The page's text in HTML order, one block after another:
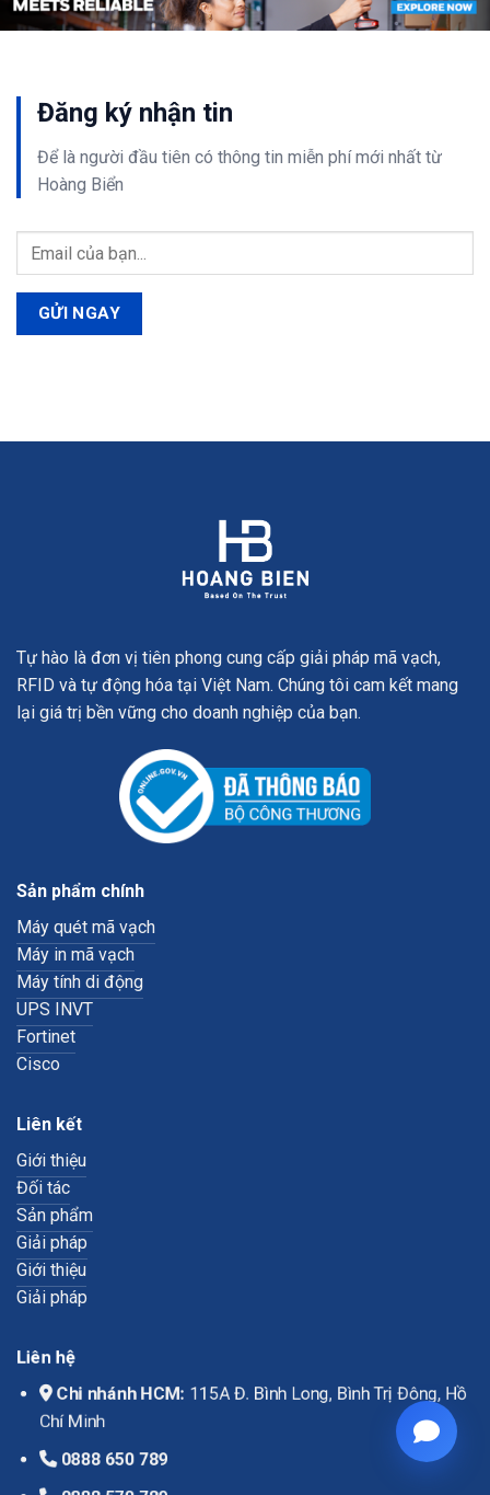
Đăng ký nhận tin
Để là người đầu tiên có thông tin miễn phímới nhất từ
Hoàng Biển
Tự hào là đơn vị tiên phong cung cấp giải pháp mã vạch,
RFID và tự động hóa tại Việt Nam. Chúng tôi cam kết mang
lại giá trị bền vững cho doanh nghiệp của bạn.
Sản phẩm chính
Máy quét mã vạch
Máy in mã vạch
Máy tính di động
UPS INVT
Fortinet
Cisco
Liên kết
Giới thiệu
Đối tác
Sản phẩm
Giải pháp
Giới thiệu
Giải pháp
Liên hệ
Chi nhánh HCM: 115A Đ. Bình Long, Bình Trị Đông, Hồ
Chí Minh
0888 650 789